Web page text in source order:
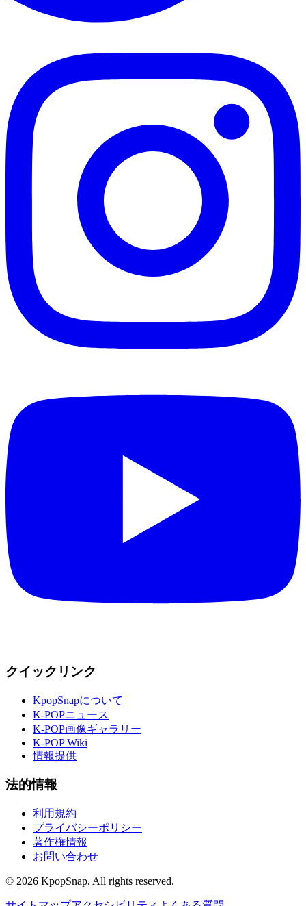
クイックリンク
KpopSnapについて
K-POPニュース
K-POP画像ギャラリー
K-POP Wiki
情報提供
法的情報
利用規約
プライバシーポリシー
著作権情報
お問い合わせ
© 2026 KpopSnap. All rights reserved.